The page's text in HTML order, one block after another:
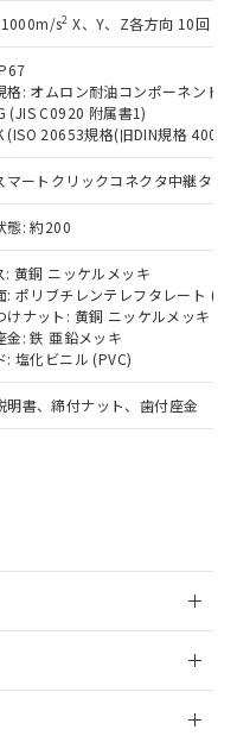
s2 X、Y、Z各方向 10回
格: オムロン耐油コンポーネント
(JIS C0920 附属書1)
(ISO 20653規格(旧DIN規格
マートクリックコネクタ中継タイ
態: 約200
: 黄銅 ニッケルメッキ
: ポリブチレンテレフタレート
けナット: 黄銅 ニッケルメッキ
金: 鉄 亜鉛メッキ
: 塩化ビニル (PVC)
明書、締付ナット、歯付座金
ものであり、閲
の在庫および標
があることをご
標準価格はお客
お客様担当のオ
・当社販売員に
店や当社販売拠
ク
」をご確認
格結果を当社の
に漏洩または開
ます。
リスト作成サー
くには、I-Web
れている必要が
で利用すること
は、"個人情報
れている法人を
1000ppm以下、 カド
ポリ臭化ビフェニル
ジフェニルエーテル類
ビス(2-エチルヘキシ
以下、フタル酸ブチ
、フタル酸ジブチル
酸ジイソブチル
び制御機器に対する
ては閾値を超える意
どにより、予定
す。
非含有証明書
含有を証明す
含有を証明する
：
、 Cd(カドミウ
ポリ臭化ビフェ
臭化ジフェニルエーテ
、 DIBP(フタル酸ジ
タル酸ブチルベンジ
）のすべてが基
ます。
において有害物
に深刻な影響を
す。
る場合は、日本
たは役務取引許
要な手続きを
する場合は、完
法に輸出されな
兵器、ミサイ
器またはその他
三者に販売する
よび3の内容を当
。また当社は、
わる関係者が違
ある場合は、取
。
キャンセル
あり
いが在庫あり
庫状況につ
お取引先、ま
オムロン制御
販売員にご確
た在庫状況の
ない機種